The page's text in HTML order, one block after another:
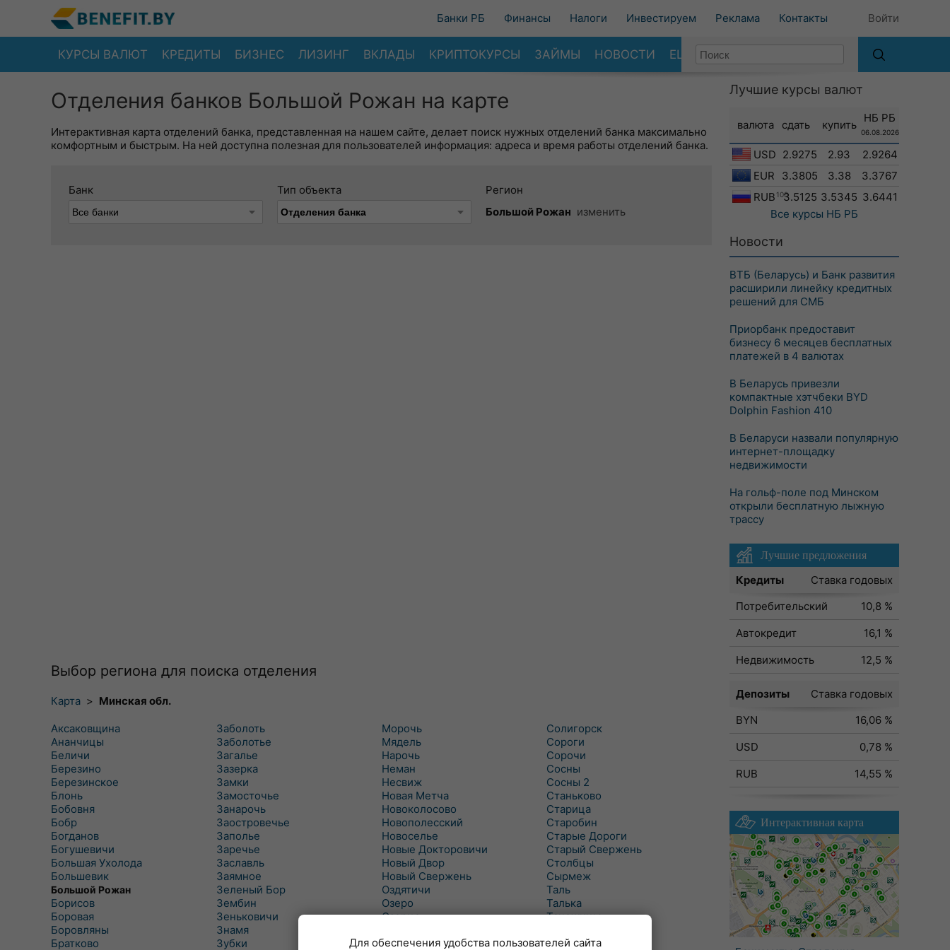
Банки РБ Финансы Налоги Инвестируем Реклама Контакты Войти
КУРСЫ ВАЛЮТ КРЕДИТЫ БИЗНЕС ЛИЗИНГ ВКЛАДЫ КРИПТОКУРСЫ ЗАЙМЫ НОВОСТИ ЕЩЕ
Отделения банков Большой Рожан на карте
Интерактивная карта отделений банка, представленная на нашем сайте, делает поиск нужных отделений банка максимально
комфортным и быстрым. На ней доступна полезная для пользователей информация: адреса и время работы отделений банка.
Банк Тип объекта
Регион
Большой Рожан изменить
Выбор региона для поиска отделения
Карта > Минская обл.
Аксаковщина
Ананчицы
Беличи
Березино
Березинское
Блонь
Бобовня
Бобр
Богданов
Богушевичи
Большая Ухолода
Большевик
Большой Рожан
Борисов
Боровая
Боровляны
Братково
Заболоть
Заболотье
Загалье
Зазерка
Замки
Замосточье
Занарочь
Заостровечье
Заполье
Заречье
Заславль
Заямное
Зеленый Бор
Зембин
Зеньковичи
Знамя
Зубки
Морочь
Мядель
Нарочь
Неман
Несвиж
Новая Метча
Новоколосово
Новополесский
Новоселье
Новые Докторовичи
Новый Двор
Новый Свержень
Оздятичи
Озеро
Озерцо
Октябрь
Солигорск
Сороги
Сорочи
Сосны
Сосны 2
Станьково
Старица
Старобин
Старые Дороги
Старый Свержень
Столбцы
Сырмеж
Таль
Талька
Танежицы
Турец-Бояры
Лучшие курсы валют
валюта сдать купить
НБ РБ
06.08.2026
USD 2.9275 2.93
2.9264
EUR
3.3805 3.38
3.3767
RUB 1003.5125 3.5345 3.6441
Все курсы НБ РБ
Новости
ВТБ (Беларусь) и Банк развития
расширили линейку кредитных
решений для СМБ
Приорбанк предоставит
бизнесу 6 месяцев бесплатных
платежей в 4 валютах
В Беларусь привезли
компактные хэтчбеки BYD
Dolphin Fashion 410
В Беларуси назвали популярную
интернет-площадку
недвижимости
На гольф-поле под Минском
открыли бесплатную лыжную
трассу
Лучшие предложения
Кредиты
Ставка годовых
Потребительский
10,8 %
Автокредит
16,1 %
Недвижимость
12,5 %
Депозиты
Ставка годовых
BYN
16,06 %
USD
0,78 %
RUB
14,55 %
Интерактивная карта
Для обеспечения удобства пользователей сайта